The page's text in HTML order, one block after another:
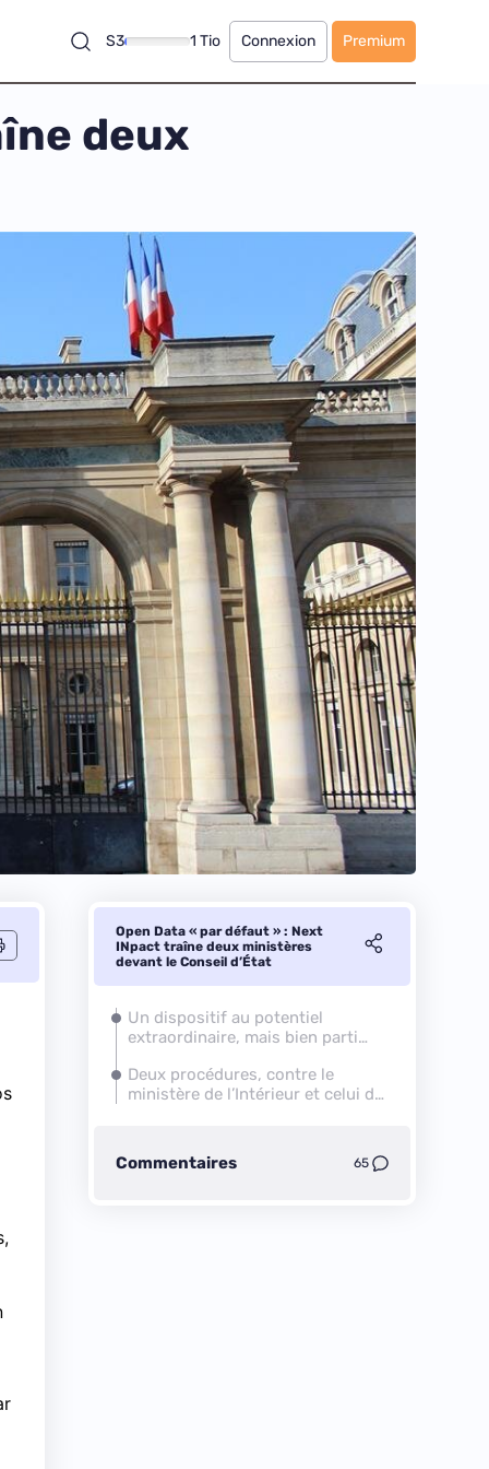
S3 1 Tio Connexion Premium
deux
Open Data « par défaut » : Next
INpact traîne deux ministères
devant le Conseil d’État
Un dispositif au potentiel
extraordinaire, mais bien parti
Deux procédures, contre le
ministère de l’Intérieur et celui de
Commentaires 65